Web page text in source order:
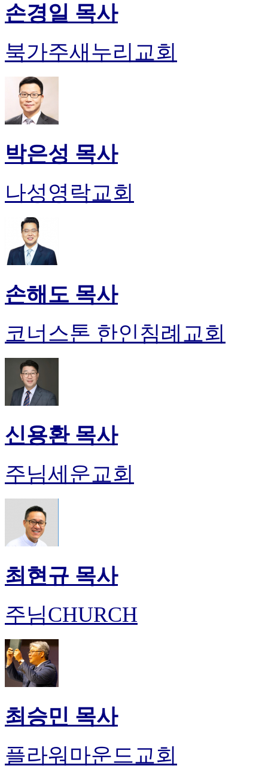
손경일 목사
북가주새누리교회
박은성 목사
나성영락교회
손해도 목사
코너스톤 한인침례교회
신용환 목사
주님세운교회
최현규 목사
주님CHURCH
최승민 목사
플라워마운드교회